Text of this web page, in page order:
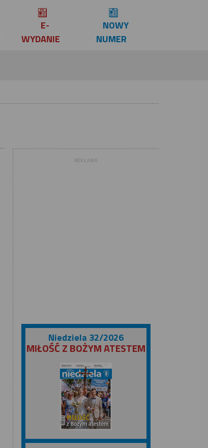
E-
WYDANIE
NOWY
NUMER
REKLAMA
Niedziela 32/2026
MIŁOŚĆ Z BOŻYM ATESTEM
ZOBACZ